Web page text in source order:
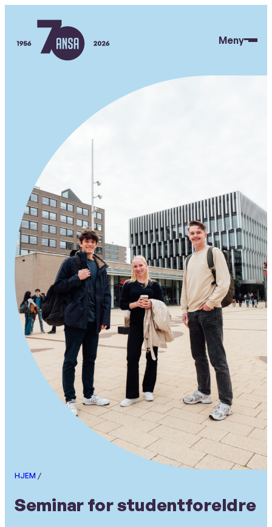
hovedinnhold
Meny
HJEM /
Seminar for studentforeldre